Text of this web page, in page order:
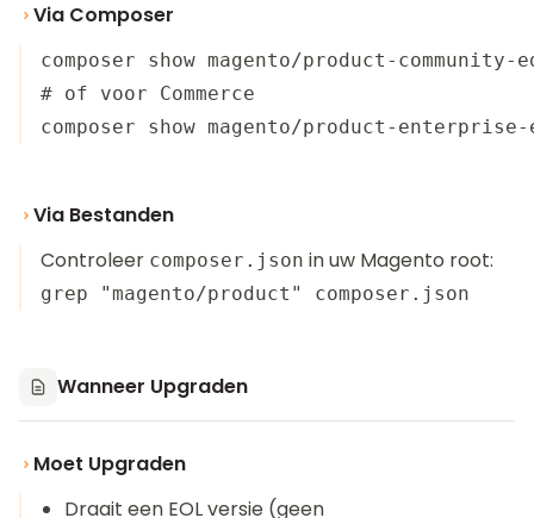
Via Composer
composer show magento/product-
# of voor Commerce
Via Bestanden
Controleer composer.json in uw Magento root:
Wanneer Upgraden
Moet Upgraden
Draait een EOL versie (geen